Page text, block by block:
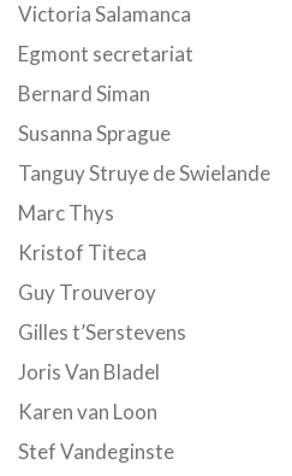
Victoria Salamanca
Egmont secretariat
Bernard Siman
Susanna Sprague
Tanguy Struye de Swielande
Marc Thys
Kristof Titeca
Guy Trouveroy
Gilles t’Serstevens
Joris Van Bladel
Karen van Loon
Stef Vandeginste